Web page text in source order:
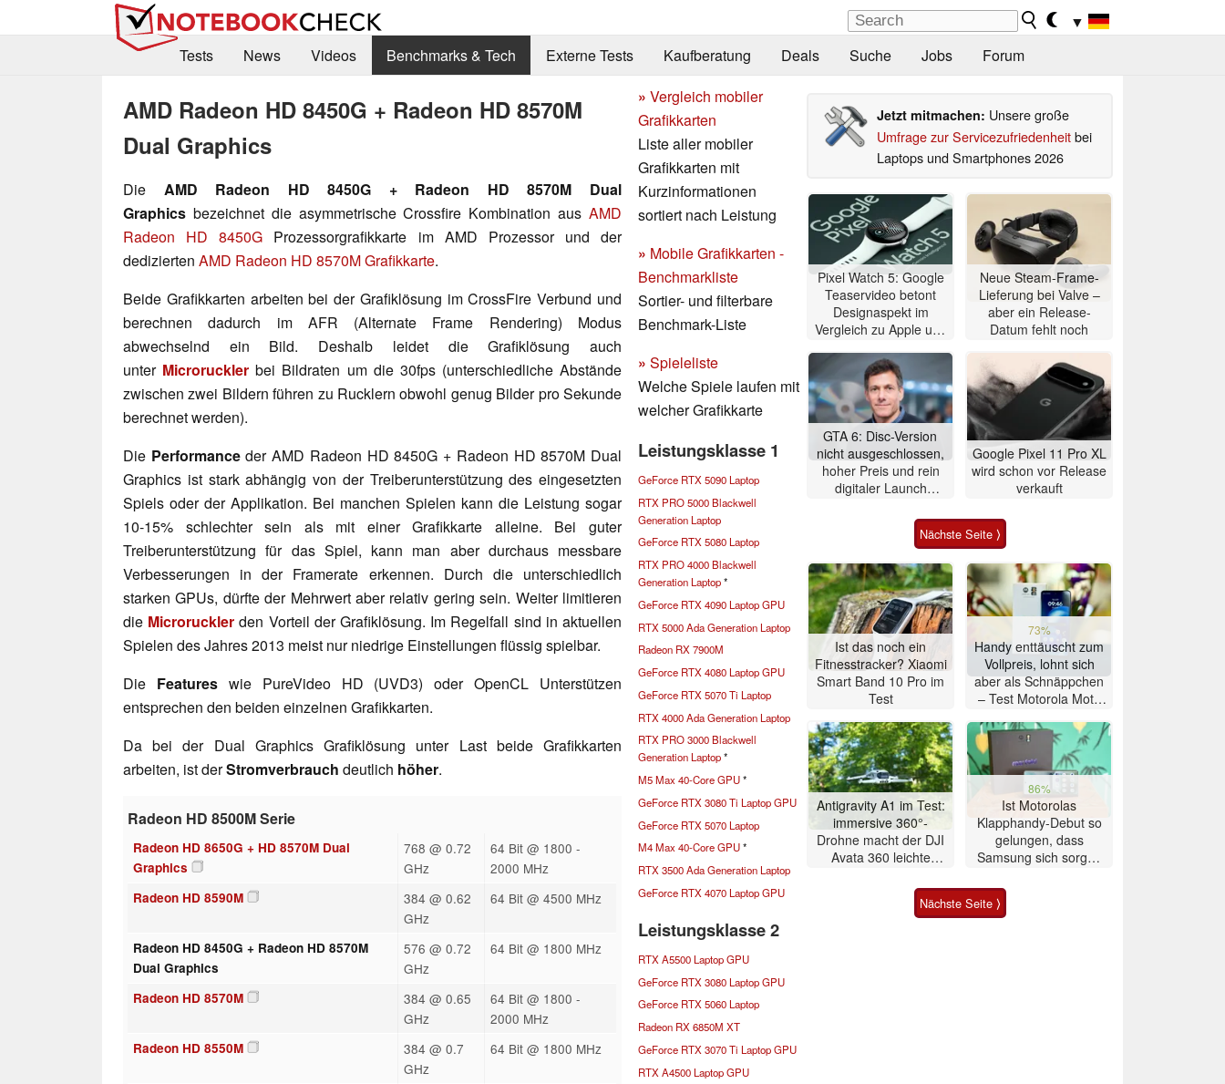
▼
Tests
News Videos Benchmarks & Tech Externe Tests Kaufberatung Deals Suche Jobs Forum
AMD Radeon HD 8450G + Radeon HD 8570M
Dual Graphics
Die AMD Radeon HD 8450G + Radeon HD 8570M Dual
Graphics bezeichnet die asymmetrische Crossfire Kombination aus AMD
Radeon HD 8450G Prozessorgrafikkarte im AMD Prozessor und der
dedizierten AMD Radeon HD 8570M Grafikkarte.
Beide Grafikkarten arbeiten bei der Grafiklösung im CrossFire Verbund und
berechnen dadurch im AFR (Alternate Frame Rendering) Modus
abwechselnd ein Bild. Deshalb leidet die Grafiklösung auch
unter Microruckler bei Bildraten um die 30fps (unterschiedliche Abstände
zwischen zwei Bildern führen zu Rucklern obwohl genug Bilder pro Sekunde
berechnet werden).
Die Performanceder AMD Radeon HD 8450G + Radeon HD 8570M Dual
Graphics ist stark abhängig von der Treiberunterstützung des eingesetzten
Spiels oder der Applikation. Bei manchen Spielen kann die Leistung sogar
10-15% schlechter sein als mit einer Grafikkarte alleine. Bei guter
Treiberunterstützung für das Spiel, kann man aber durchaus messbare
Verbesserungen in der Framerate erkennen. Durch die unterschiedlich
starken GPUs, dürfte der Mehrwert aber relativ gering sein. Weiter limitieren
die Microruckler den Vorteil der Grafiklösung. Im Regelfall sind in aktuellen
Spielen des Jahres 2013 meist nur niedrige Einstellungen flüssig spielbar.
Die Featureswie PureVideo HD (UVD3) oder OpenCL Unterstützen
entsprechen den beiden einzelnen Grafikkarten.
Da bei der Dual Graphics Grafiklösung unter Last beide Grafikkarten
arbeiten, ist derStromverbrauch deutlich höher.
Radeon HD 8500M Serie
Radeon HD 8650G + HD 8570M Dual
Graphics
768 @ 0.72
GHz
64 Bit @ 1800 -
2000 MHz
Radeon HD 8590M
384 @ 0.62
GHz
64 Bit @ 4500 MHz
Radeon HD 8450G + Radeon HD 8570M
Dual Graphics
576 @ 0.72
GHz
64 Bit @ 1800 MHz
Radeon HD 8570M
384 @ 0.65
GHz
64 Bit @ 1800 -
2000 MHz
Radeon HD 8550M
384 @ 0.7
GHz
64 Bit @ 1800 MHz
» Vergleich mobiler
Grafikkarten
Liste aller mobiler
Grafikkarten mit
Kurzinformationen
sortiert nach Leistung
» Mobile Grafikkarten -
Benchmarkliste
Sortier- und filterbare
Benchmark-Liste
» Spieleliste
Welche Spiele laufen mit
welcher Grafikkarte
Leistungsklasse 1
GeForce RTX 5090 Laptop
RTX PRO 5000 Blackwell
Generation Laptop
GeForce RTX 5080 Laptop
RTX PRO 4000 Blackwell
Generation Laptop*
GeForce RTX 4090 Laptop GPU
RTX 5000 Ada Generation Laptop
Radeon RX 7900M
GeForce RTX 4080 Laptop GPU
GeForce RTX 5070 Ti Laptop
RTX 4000 Ada Generation Laptop
RTX PRO 3000 Blackwell
Generation Laptop*
M5 Max 40-Core GPU*
GeForce RTX 3080 Ti Laptop GPU
GeForce RTX 5070 Laptop
M4 Max 40-Core GPU*
RTX 3500 Ada Generation Laptop
GeForce RTX 4070 Laptop GPU
Leistungsklasse 2
RTX A5500 Laptop GPU
GeForce RTX 3080 Laptop GPU
GeForce RTX 5060 Laptop
Radeon RX 6850M XT
GeForce RTX 3070 Ti Laptop GPU
RTX A4500 Laptop GPU
Jetzt mitmachen: Unsere große
Umfrage zur Servicezufriedenheitbei
Laptops und Smartphones 2026
Pixel Watch 5: Google
Teaservideo betont
Designaspekt im
Vergleich zu Apple und
Neue Steam-Frame-
Lieferung bei Valve –
aber ein Release-
Datum fehlt noch
GTA 6: Disc-Version
nicht ausgeschlossen,
hoher Preis und rein
digitaler Launch
Google Pixel 11 Pro XL
wird schon vor Release
verkauft
Nächste Seite ⟩
Ist das noch ein
Fitnesstracker? Xiaomi
Smart Band 10 Pro im
Test
73%
Handy enttäuscht zum
Vollpreis, lohnt sich
aber als Schnäppchen
– Test Motorola Moto
Antigravity A1 im Test:
immersive 360°-
Drohne macht der DJI
Avata 360 leichte
86%
Ist Motorolas
Klapphandy-Debut so
gelungen, dass
Samsung sich sorgen
Smartphone im Test
Nächste Seite ⟩